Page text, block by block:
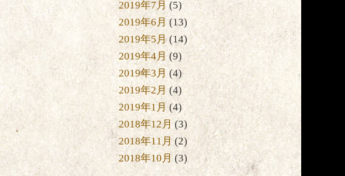
2019年7月 (5)
2019年6月 (13)
2019年5月(14)
2019年4月 (9)
2019年3月 (4)
2019年2月 (4)
2019年1月 (4)
2018年12月 (3)
2018年11月 (2)
2018年10月 (3)